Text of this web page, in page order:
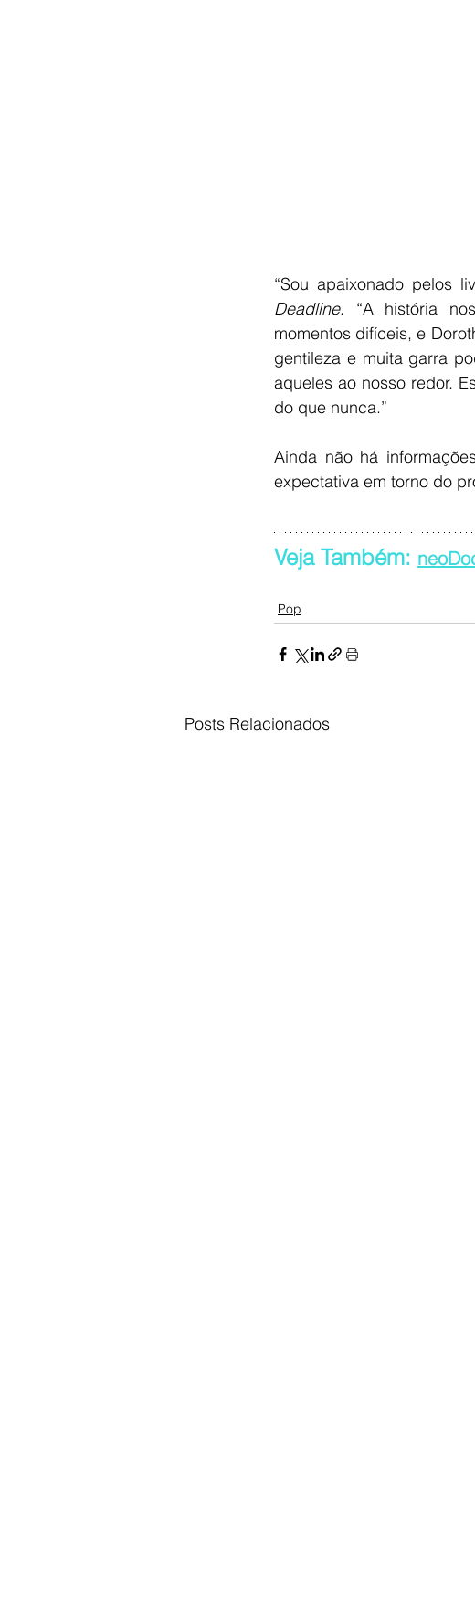
Deadline. “A história
momentos difíceis, e
gentileza e muita garra
aqueles ao nosso redor.
do que nunca.”
Ainda não há
expectativa em torno do
Veja Também:
Pop
Posts Relacionados